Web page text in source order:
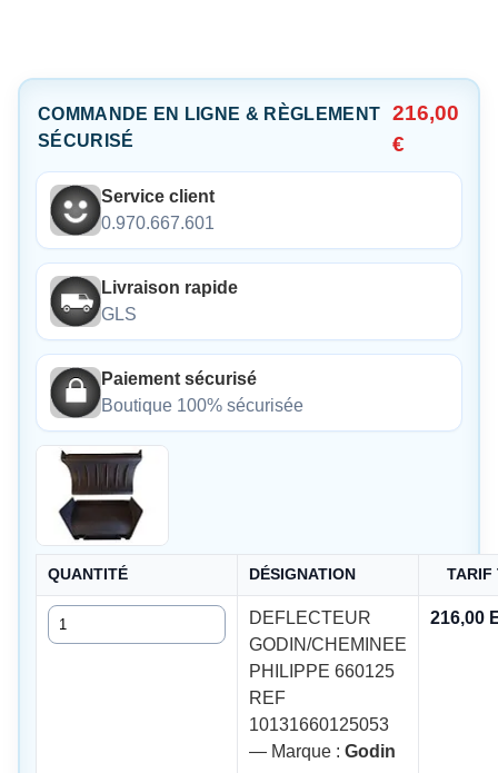
COMMANDE EN LIGNE & RÈGLEMENT
SÉCURISÉ
216,00
€
Service client
0.970.667.601
Livraison rapide
GLS
Paiement sécurisé
Boutique 100% sécurisée
QUANTITÉ DÉSIGNATION TARIF
Quantité
DEFLECTEUR
GODIN/CHEMINEE
PHILIPPE 660125
REF
10131660125053
— Marque : Godin
216,00